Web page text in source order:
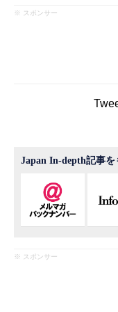
※ スポンサー
Japan In-depth記事を
※ スポンサー